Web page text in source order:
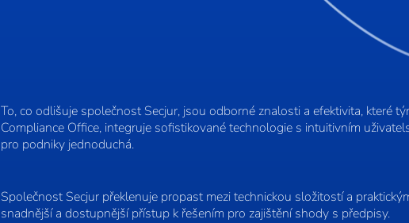
To, co odlišuje společnost Secjur, jsou odborné znalosti a efektivita, které
Compliance Office, integruje sofistikované technologie s intuitivním
pro podniky jednoduchá.
Společnost Secjur překlenuje propast mezi technickou složitostí a
snadnější a dostupnější přístup k řešením pro zajištění shody s předpisy.